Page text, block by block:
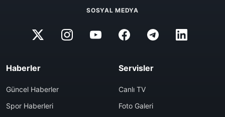
SOSYAL MEDYA
Haberler
Güncel Haberler
Spor Haberleri
Servisler
Canlı TV
Foto Galeri